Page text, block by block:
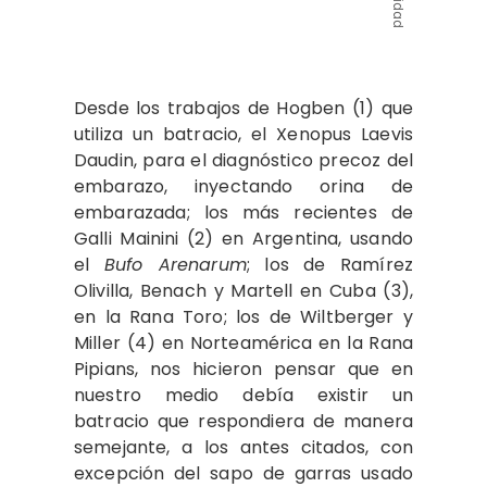
Desde los trabajos de Hogben (1) que
utiliza un batracio, el Xenopus Laevis
Daudin, para el diagnóstico precoz del
embarazo, inyectando orina de
embarazada; los más recientes de
Galli Mainini (2) en Argentina, usando
el Bufo Arenarum; los de Ramírez
Olivilla, Benach y Martell en Cuba (3),
en la Rana Toro; los de Wiltberger y
Miller (4) en Norteamérica en la Rana
Pipians, nos hicieron pensar que en
nuestro medio debía existir un
batracio que respondiera de manera
semejante, a los antes citados, con
excepción del sapo de garras usado